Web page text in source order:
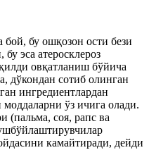
бу ошқозон ости бези
эса атеросклероз
овқатланиш бўйича
дўкондан сотиб олинган
ингредиентлардан
ўз ичига олади.
(пальма, соя, рапс ва
камайтиради, дейди